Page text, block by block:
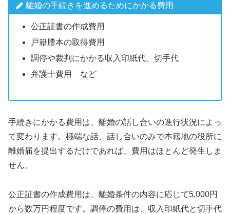
離婚の手続きを進めるためにかかる費用
公正証書の作成費用
戸籍謄本の取得費用
調停や裁判にかかる収入印紙代、切手代
弁護士費用 など
手続きにかかる費用は、離婚の話し合いの進行状況によっ
て変わります。極端な話、話し合いのみで本籍地の役所に
離婚届を提出するだけであれば、費用はほとんど発生しま
せん。
公正証書の作成費用は、離婚条件の内容に応じて5,000円
から数万円程度です。調停の費用は、収入印紙代と切手代